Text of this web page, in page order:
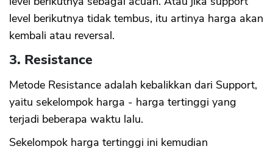
level berikutnya tidak tembus, itu artinya harga akan
kembali atau reversal.
3. Resistance
Metode Resistance adalah kebalikkan dari Support,
yaitu sekelompok harga - harga tertinggi yang
terjadi beberapa waktu lalu.
Sekelompok harga tertinggi ini kemudian